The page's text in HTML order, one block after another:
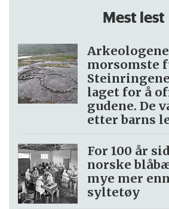
Mest lest
morsomste
laget for å
gudene. De
etter barns
For 100 år
norske
mye mer
syltetøy